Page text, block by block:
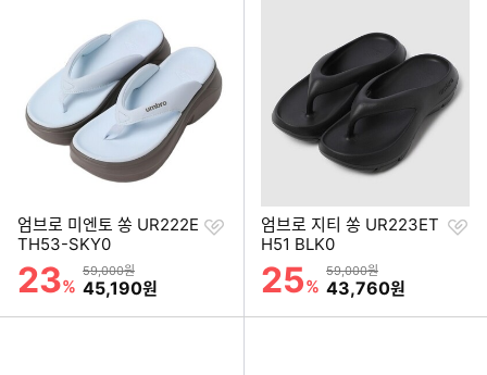
엄브로 미엔토 쏭 UR222E
TH53-SKY0
할인률
23%
상품금액
59,000원
할인금액
45,190원
찜
엄브로 지티 쏭 UR223ET
H51 BLK0
할인률
25%
상품금액
59,000원
할인금액
43,760원
찜